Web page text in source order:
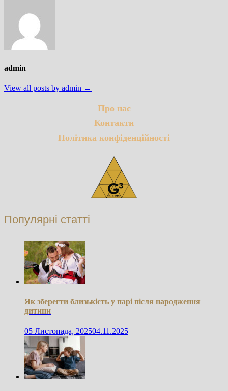
admin
View all posts by admin →
Про нас
Контакти
Політика конфіденційності
Популярні статті
Як зберегти близькість у парі після народження
дитини
05 Листопада, 202504.11.2025